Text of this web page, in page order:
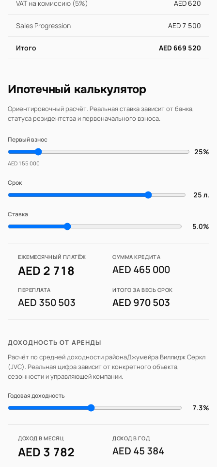
VAT на комиссию (5%) AED 620
Sales Progression AED 7 500
Итого AED 669 520
Ипотечный калькулятор
Ориентировочный расчёт. Реальная ставка зависит от банка,
статуса резидентства и первоначального взноса.
Первый взнос
25%
AED 155 000
Срок
25 л.
Ставка
5.0%
ЕЖЕМЕСЯЧНЫЙ ПЛАТЁЖ
AED 2 718
СУММА КРЕДИТА
AED 465 000
ПЕРЕПЛАТА
AED 350 503
ИТОГО ЗА ВЕСЬ СРОК
AED 970 503
ДОХОДНОСТЬ ОТ АРЕНДЫ
Расчёт по средней доходности районаДжумейра Виллидж Серкл
(JVC). Реальная цифра зависит от конкретного объекта,
сезонности и управляющей компании.
Годовая доходность
7.3%
ДОХОД В МЕСЯЦ
AED 3 782
ДОХОД В ГОД
AED 45 384